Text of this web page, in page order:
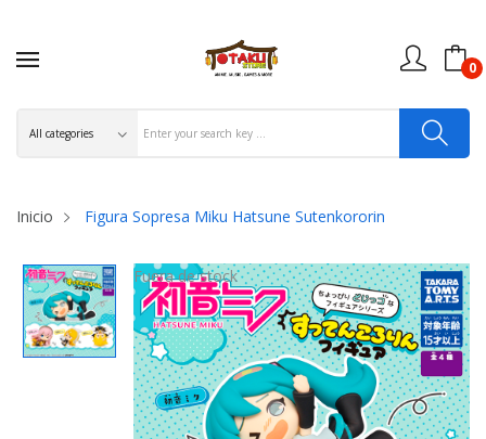
0
Inicio Figura Sopresa Miku Hatsune Sutenkororin
Fuera de stock